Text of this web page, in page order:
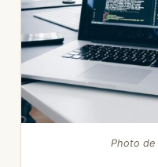
Photo de